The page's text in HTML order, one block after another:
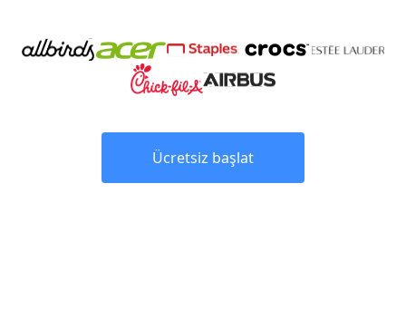
Ücretsiz başlat